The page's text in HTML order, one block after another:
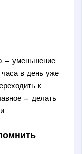
— уменьшение
в день уже
к
— делать